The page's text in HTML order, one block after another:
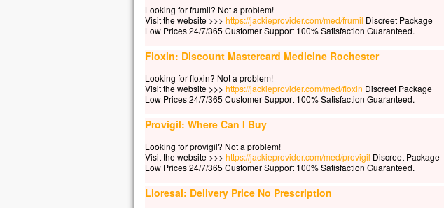
Looking for frumil? Not a problem!
Visit the website >>> https://jackieprovider.com/med/frumil Discreet Package
Low Prices 24/7/365 Customer Support 100% Satisfaction Guaranteed.
Floxin: Discount Mastercard Medicine Rochester
Looking for floxin? Not a problem!
Visit the website >>> https://jackieprovider.com/med/floxin Discreet Package
Low Prices 24/7/365 Customer Support 100% Satisfaction Guaranteed.
Provigil: Where Can I Buy
Looking for provigil? Not a problem!
Visit the website >>> https://jackieprovider.com/med/provigil Discreet Package
Low Prices 24/7/365 Customer Support 100% Satisfaction Guaranteed.
Lioresal: Delivery Price No Prescription